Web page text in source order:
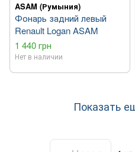
ASAM (Румыния)
Фонарь задний левый
Renault Logan ASAM
1 440 грн
Нет в наличии
Показать